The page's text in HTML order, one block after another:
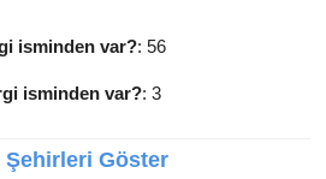
isminden var?: 56
isminden var?: 3
Şehirleri Göster